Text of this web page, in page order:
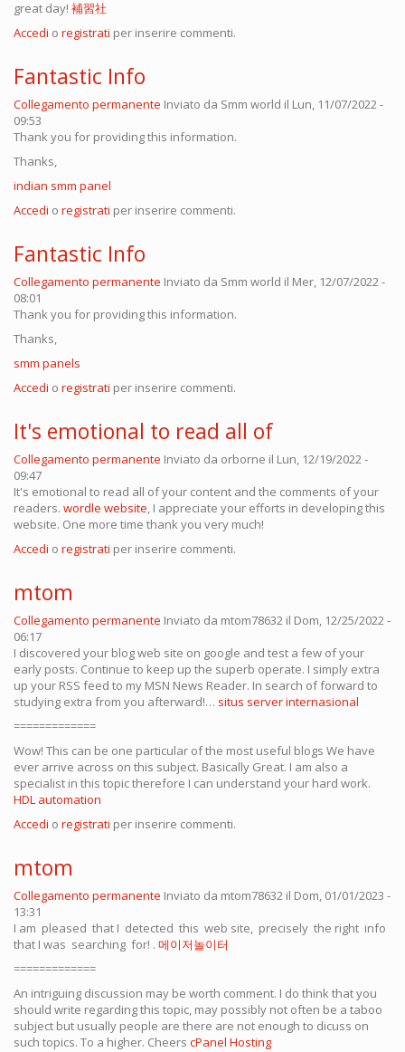
great day! 補習社
Accedi o registrati per inserire commenti.
Fantastic Info
Collegamento permanente Inviato da Smm world il Lun, 11/07/2022 -
09:53
Thank you for providing this information.
Thanks,
indian smm panel
Accedi o registrati per inserire commenti.
Fantastic Info
Collegamento permanente Inviato da Smm world il Mer, 12/07/2022 -
08:01
Thank you for providing this information.
Thanks,
smm panels
Accedi o registrati per inserire commenti.
It's emotional to read all of
Collegamento permanente Inviato da orborne il Lun, 12/19/2022 -
09:47
It's emotional to read all of your content and the comments of your
readers. wordle website, I appreciate your efforts in developing this
website. One more time thank you very much!
Accedi o registrati per inserire commenti.
mtom
Collegamento permanente Inviato da mtom78632 il Dom, 12/25/2022 -
06:17
I discovered your blog web site on google and test a few of your
early posts. Continue to keep up the superb operate. I simply extra
up your RSS feed to my MSN News Reader. In search of forward to
studying extra from you afterward!… situs server internasional
=============
Wow! This can be one particular of the most useful blogs We have
ever arrive across on this subject. Basically Great. I am also a
specialist in this topic therefore I can understand your hard work.
HDL automation
Accedi o registrati per inserire commenti.
mtom
Collegamento permanente Inviato da mtom78632 il Dom, 01/01/2023 -
13:31
I am pleased that I detected this web site, precisely the right info
that I was searching for! . 메이저놀이터
=============
An intriguing discussion may be worth comment. I do think that you
should write regarding this topic, may possibly not often be a taboo
subject but usually people are there are not enough to dicuss on
such topics. To a higher. Cheers cPanel Hosting